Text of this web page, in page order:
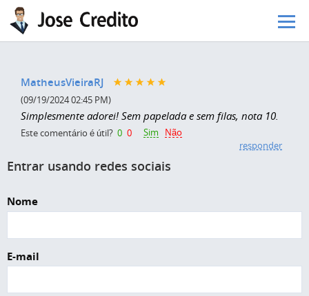
Pular para o conteúdo principal
MatheusVieiraRJ
(09/19/2024 02:45 PM)
Simplesmente adorei! Sem papelada e sem filas, nota 10.
Este comentário é útil? 0 0 Sim
Não
responder
Entrar usando redes sociais
Nome
E-mail